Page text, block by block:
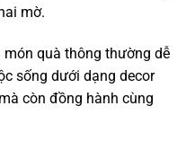
mờ.
quà thông thường dễ
sống dưới dạng decor
còn đồng hành cùng